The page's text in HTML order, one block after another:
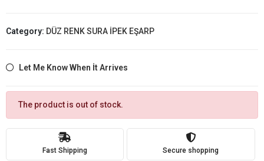
Category: DÜZ RENK SURA İPEK EŞARP
Let Me Know When İt Arrives
The product is out of stock.
Fast Shipping Secure shopping